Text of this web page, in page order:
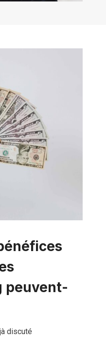
peuvent-
discuté